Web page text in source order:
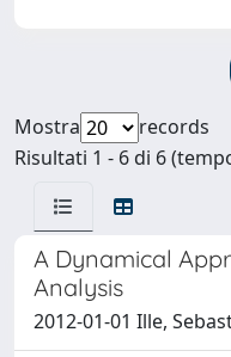
Mostra
records
Risultati 1 - 6 di 6
A Dynamical
Analysis
2012-01-01 Ille,